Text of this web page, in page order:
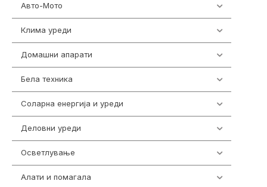
Авто-Мото
Клима уреди
Домашни апарати
Бела техника
Соларна енергија и уреди
Деловни уреди
Осветлување
Алати и помагала